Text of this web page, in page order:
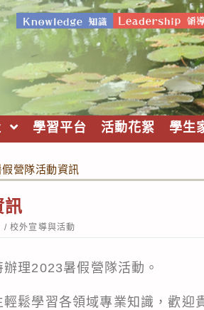
學習平台 活動花絮 學生
營隊活動資訊
訊
/ 校外宣導與活動
理2023暑假營隊活動。
鬆學習各領域專業知識，歡迎